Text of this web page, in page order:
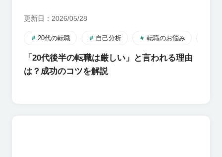
更新日 2026/05/28
20代の転職 自己分析 転職のお悩み
「20代後半の転職は厳しい」と言われる理由
は？成功のコツを解説